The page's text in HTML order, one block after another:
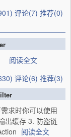
评论(7) 推荐(0)
阅读全文
评论(6) 推荐(3)
求时你可以使用
出缓存 3. 防盗链
阅读全文